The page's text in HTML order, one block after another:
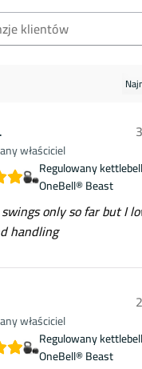
właściciel
Regulowany
OneBell® Beast
only so far but I
handling
właściciel
Regulowany
OneBell® Beast